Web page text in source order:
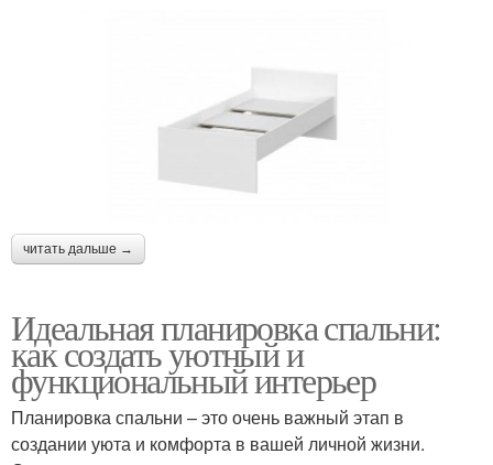
читать дальше →
Идеальная планировка спальни:
как создать уютный и
функциональный интерьер
Планировка спальни – это очень важный этап в
создании уюта и комфорта в вашей личной жизни.